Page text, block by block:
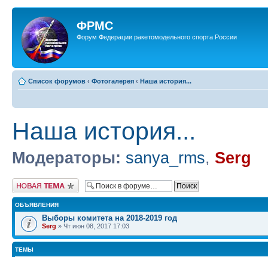
ФРМС
Форум Федерации ракетомодельного спорта России
Список форумов ‹ Фотогалерея ‹ Наша история...
Наша история...
Модераторы: sanya_rms, Serg
Новая тема
ОБЪЯВЛЕНИЯ
Выборы комитета на 2018-2019 год
Serg » Чт июн 08, 2017 17:03
ТЕМЫ